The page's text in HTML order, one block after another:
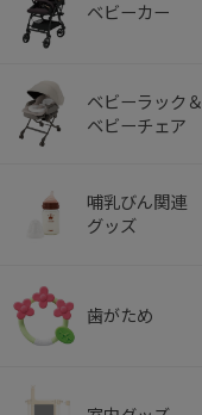
ベビーカー
ベビーラック＆
ベビーチェア
哺乳びん関連
グッズ
歯がため